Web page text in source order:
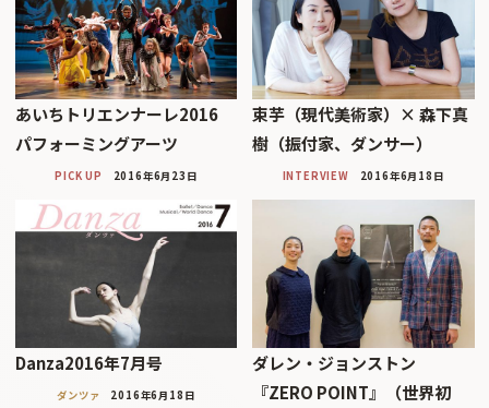
あいちトリエンナーレ2016
パフォーミングアーツ
PICK UP 2016年6月23日
束芋（現代美術家）× 森下真
樹（振付家、ダンサー）
INTERVIEW 2016年6月18日
Danza2016年7月号
ダンツァ 2016年6月18日
ダレン・ジョンストン
『ZERO POINT』（世界初